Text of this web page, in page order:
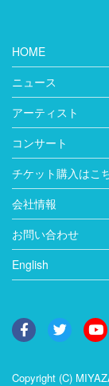
HOME
ニュース
アーティスト
コンサート
チケット購入はこ
会社情報
お問い合わせ
English
Copyright (C)